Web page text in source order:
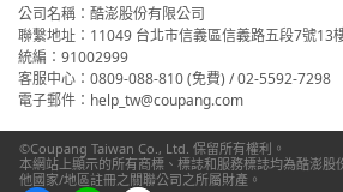
公司名稱：酷澎股份有限公司
聯繫地址：11049 台北市信義區信義路五段7號13
統編：91002999
客服中心：0809-088-810 (免費) / 02-5592-7298
電子郵件：help_tw@coupang.com
©Coupang Taiwan Co., Ltd. 保留所有權利。
本網站上顯示的所有商標、標誌和服務標誌均為酷澎
他國家/地區註冊之關聯公司之所屬財產。